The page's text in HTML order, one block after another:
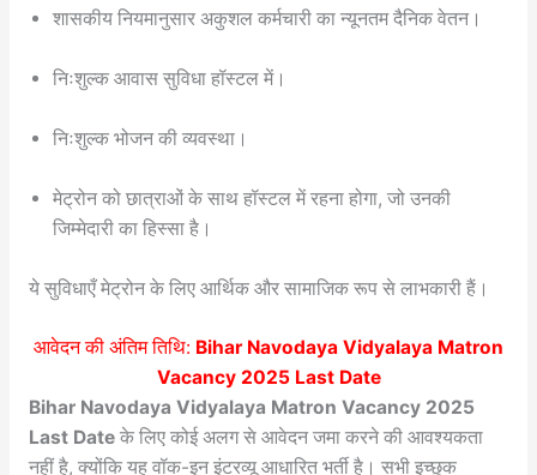
शासकीय नियमानुसार अकुशल कर्मचारी का न्यूनतम दैनिक वेतन।
निःशुल्क आवास सुविधा हॉस्टल में।
निःशुल्क भोजन की व्यवस्था।
मेट्रोन को छात्राओं के साथ हॉस्टल में रहना होगा, जो उनकी
जिम्मेदारी का हिस्सा है।
ये सुविधाएँ मेट्रोन के लिए आर्थिक और सामाजिक रूप से लाभकारी हैं।
आवेदन की अंतिम तिथि: Bihar Navodaya Vidyalaya Matron
Vacancy 2025 Last Date
Bihar Navodaya Vidyalaya Matron Vacancy 2025
Last Dateके लिए कोई अलग से आवेदन जमा करने की आवश्यकता
नहीं है, क्योंकि यह वॉक-इन इंटरव्यू आधारित भर्ती है। सभी इच्छुक